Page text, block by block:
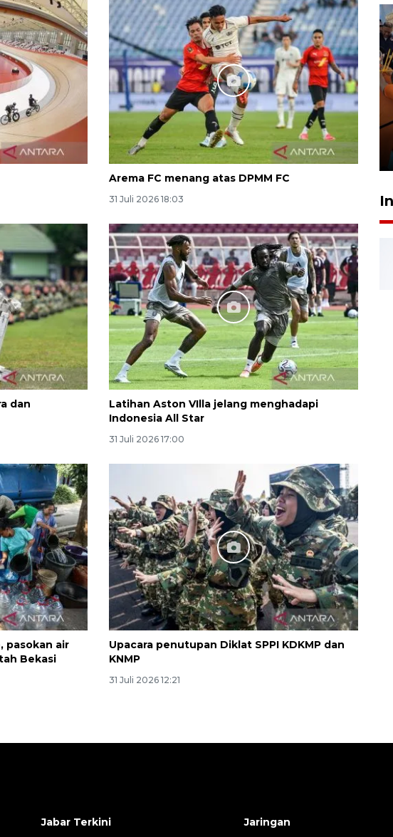
Arema FC menang atas DPMM FC
31 Juli 2026 18:03
dan
Latihan Aston VIlla jelang menghadapi
Indonesia All Star
31 Juli 2026 17:00
pasokan air
Bekasi
Upacara penutupan Diklat SPPI KDKMP dan
KNMP
31 Juli 2026 12:21
Taklukkan DPMM FC, Persib
amankan tiket semifinal Piala
Presiden
29 Juli 2026 01:36
160 ribu sambungan baru
2026-08-07 18:00:00
Jabar Terkini Jaringan